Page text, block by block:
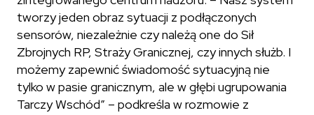
tworzy jeden obraz sytuacji z podłączonych
sensorów, niezależnie czy należą one do Sił
Zbrojnych RP, Straży Granicznej, czy innych służb. I
możemy zapewnić świadomość sytuacyjną nie
tylko w pasie granicznym, ale w głębi ugrupowania
Tarczy Wschód” – podkreśla w rozmowie z